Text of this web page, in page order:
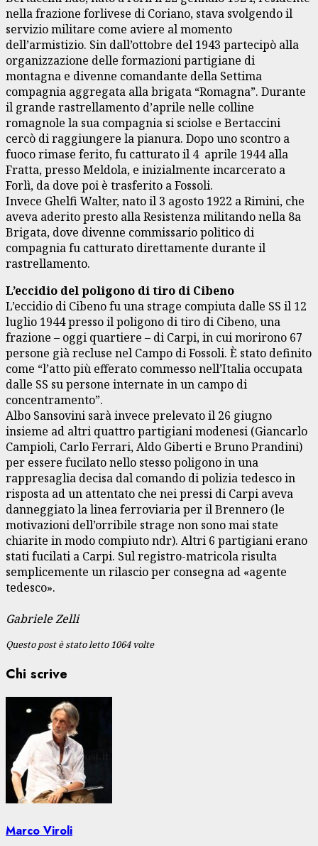
nella frazione forlivese di Coriano, stava svolgendo il
servizio militare come aviere al momento
dell’armistizio. Sin dall’ottobre del 1943 partecipò alla
organizzazione delle formazioni partigiane di
montagna e divenne comandante della Settima
compagnia aggregata alla brigata “Romagna”. Durante
il grande rastrellamento d’aprile nelle colline
romagnole la sua compagnia si sciolse e Bertaccini
cercò di raggiungere la pianura. Dopo uno scontro a
fuoco rimase ferito, fu catturato il 4 aprile 1944 alla
Fratta, presso Meldola, e inizialmente incarcerato a
Forlì, da dove poi è trasferito a Fossoli.
Invece Ghelfi Walter, nato il 3 agosto 1922 a Rimini, che
aveva aderito presto alla Resistenza militando nella 8a
Brigata, dove divenne commissario politico di
compagnia fu catturato direttamente durante il
rastrellamento.
L’eccidio del poligono di tiro di Cibeno
L’eccidio di Cibeno fu una strage compiuta dalle SS il 12
luglio 1944 presso il poligono di tiro di Cibeno, una
frazione – oggi quartiere – di Carpi, in cui morirono 67
persone già recluse nel Campo di Fossoli. È stato definito
come “l’atto più efferato commesso nell’Italia occupata
dalle SS su persone internate in un campo di
concentramento”.
Albo Sansovini sarà invece prelevato il 26 giugno
insieme ad altri quattro partigiani modenesi (Giancarlo
Campioli, Carlo Ferrari, Aldo Giberti e Bruno Prandini)
per essere fucilato nello stesso poligono in una
rappresaglia decisa dal comando di polizia tedesco in
risposta ad un attentato che nei pressi di Carpi aveva
danneggiato la linea ferroviaria per il Brennero (le
motivazioni dell’orribile strage non sono mai state
chiarite in modo compiuto ndr). Altri 6 partigiani erano
stati fucilati a Carpi. Sul registro-matricola risulta
semplicemente un rilascio per consegna ad «agente
tedesco».
Gabriele Zelli
Questo post è stato letto 1064 volte
Chi scrive
Marco Viroli